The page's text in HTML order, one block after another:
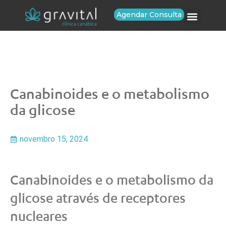
Agendar Consulta
Canabinoides e o metabolismo
da glicose
novembro 15, 2024
Canabinoides e o metabolismo da
glicose através de receptores
nucleares